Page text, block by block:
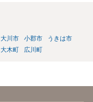
大川市 小郡市
うきは市
大木町 広川町